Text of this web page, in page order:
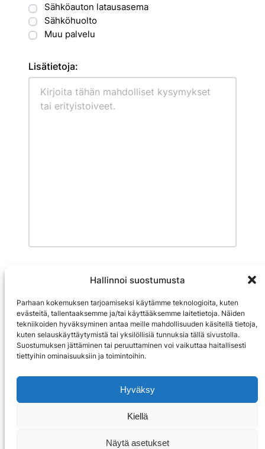
Hallinnoi suostumusta
Parhaan kokemuksen tarjoamiseksi käytämme teknologioita, kuten
evästeitä, tallentaaksemme ja/tai käyttääksemme laitetietoja. Näiden
tekniikoiden hyväksyminen antaa meille mahdollisuuden käsitellä tietoja,
kuten selauskäyttäytymistä tai yksilöllisiä tunnuksia tällä sivustolla.
Suostumuksen jättäminen tai peruuttaminen voi vaikuttaa haitallisesti
tiettyihin ominaisuuksiin ja toimintoihin.
Hyväksy
Kiellä
Näytä asetukset
Sähköauton latausasema
Sähköhuolto
Muu palvelu
Lisätietoja:
sähköasennustyöt Varsinais-
Suomen ja Pirkanmaan alueilla
Voit ottaa myös yhteyttä suoraan:040 53
00327 tai toimisto@sahkotiimi.com